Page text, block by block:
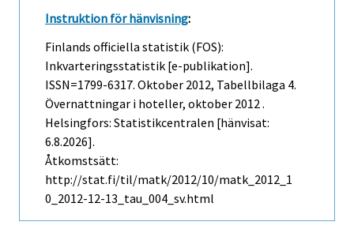
Instruktion för hänvisning:
Finlands officiella statistik (FOS):
Inkvarteringsstatistik [e-publikation].
ISSN=1799-6317. Oktober 2012, Tabellbilaga 4.
Övernattningar i hoteller, oktober 2012 .
Helsingfors: Statistikcentralen [hänvisat:
6.8.2026].
Åtkomstsätt:
http://stat.fi/til/matk/2012/10/matk_2012_1
0_2012-12-13_tau_004_sv.html